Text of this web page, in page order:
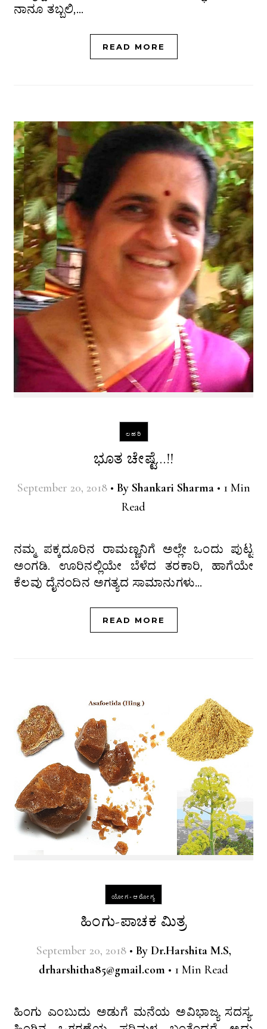
ನಾನೂ ತಬ್ಬಲಿ,…
READ MORE
ಲಹರಿ
ಭೂತ ಚೇಷ್ಟೆ…!!
September 20, 2018 • By Shankari Sharma • 1 Min
Read
ನಮ್ಮ ಪಕ್ಕದೂರಿನ ರಾಮಣ್ಣನಿಗೆ ಅಲ್ಲೇ ಒಂದು ಪುಟ್ಟ
ಅಂಗಡಿ. ಊರಿನಲ್ಲಿಯೇ ಬೆಳೆದ ತರಕಾರಿ, ಹಾಗೆಯೇ
ಕೆಲವು ದೈನಂದಿನ ಅಗತ್ಯದ ಸಾಮಾನುಗಳು…
READ MORE
ಯೋಗ-ಆರೋಗ್ಯ
ಹಿಂಗು-ಪಾಚಕ ಮಿತ್ರ
September 20, 2018 • By Dr.Harshita M.S,
drharshitha85@gmail.com • 1 Min Read
ಹಿಂಗು ಎಂಬುದು ಅಡುಗೆ ಮನೆಯ ಅವಿಭಾಜ್ಯ ಸದಸ್ಯ.